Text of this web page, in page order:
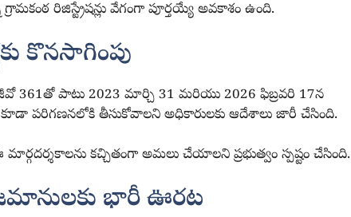
రిజిస్ట్రేషన్లు వేగంగా పూర్తయ్యే అవకాశం ఉంది.
కొనసాగింపు
361తో పాటు 2023 మార్చి 31 మరియు 2026 ఫిబ్రవరి 17న
కూడా పరిగణనలోకి తీసుకోవాలని అధికారులకు ఆదేశాలు జారీ చేసింది.
కచ్చితంగా అమలు చేయాలని ప్రభుత్వం స్పష్టం చేసింది.
భారీ ఊరట